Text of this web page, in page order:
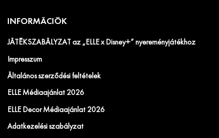
INFORMÁCIÓK
JÁTÉKSZABÁLYZAT az „ELLE x Disney+” nyereményjátékhoz
Impresszum
Általános szerződési feltételek
ELLE Médiaajánlat 2026
ELLE Decor Médiaajánlat 2026
Adatkezelési szabályzat